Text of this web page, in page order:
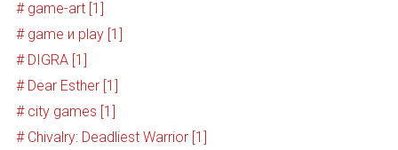
# game-art [1]
# game и play [1]
# DIGRA [1]
# Dear Esther [1]
# city games [1]
# Chivalry: Deadliest Warrior [1]